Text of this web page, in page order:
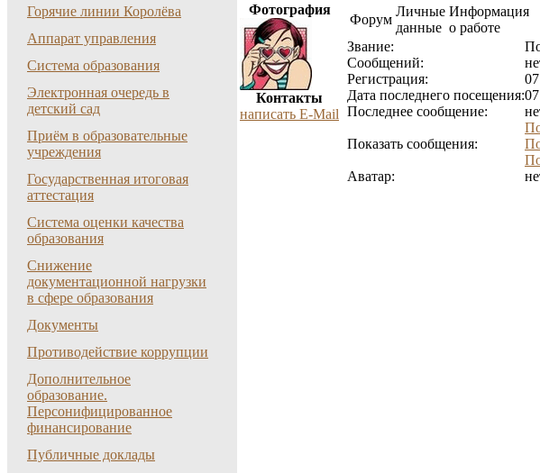
Горячие линии Королёва
Аппарат управления
Система образования
Электронная очередь в
детский сад
Приём в образовательные
учреждения
Государственная итоговая
аттестация
Система оценки качества
образования
Снижение
документационной нагрузки
в сфере образования
Документы
Противодействие коррупции
Дополнительное
образование.
Персонифицированное
финансирование
Публичные доклады
Фотография
Контакты
написать E-Mail
Форум
Личные
данные
Информация
о работе
Звание:
Cообщений:
Регистрация:
Дата последнего посещения:
Последнее сообщение:
Показать сообщения:
Аватар: